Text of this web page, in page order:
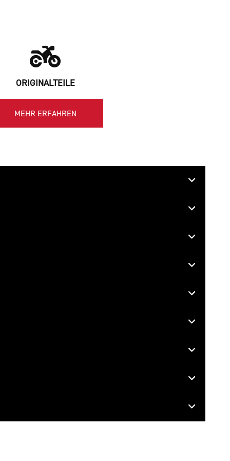
ORIGINALTEILE
MEHR ERFAHREN